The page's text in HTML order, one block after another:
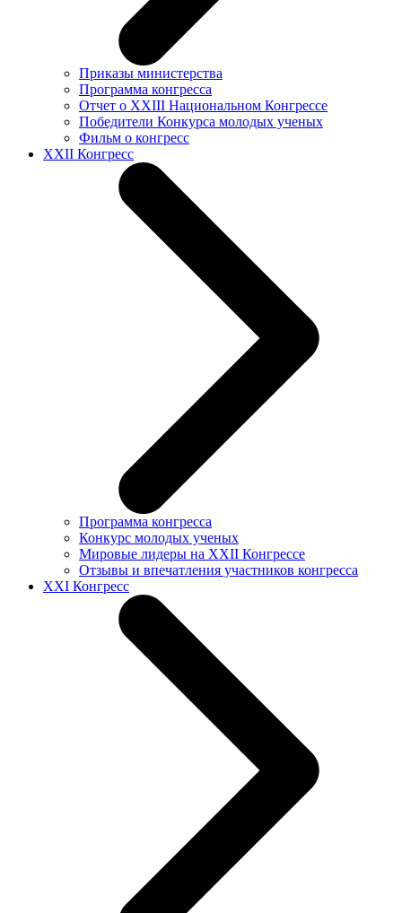
Приказы министерства
Программа конгресса
Отчет о XXIII Национальном Конгрессе
Победители Конкурса молодых ученых
Фильм о конгресс
XXII Конгресс
Программа конгресса
Конкурс молодых ученых
Мировые лидеры на XXII Конгрессе
Отзывы и впечатления участников конгресса
XXI Конгресс